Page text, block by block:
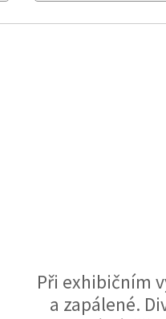
Při exhibičním
a zapálené.